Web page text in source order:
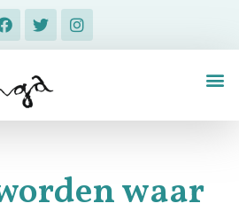
waar